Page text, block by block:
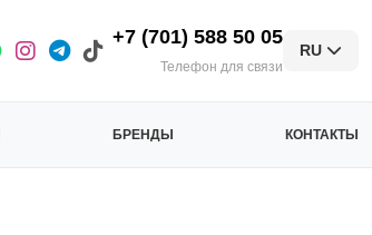
+7 (701) 588 50 05
Телефон для связи
RU
БРЕНДЫ КОНТАКТЫ